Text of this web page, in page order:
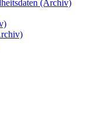
(Archiv)